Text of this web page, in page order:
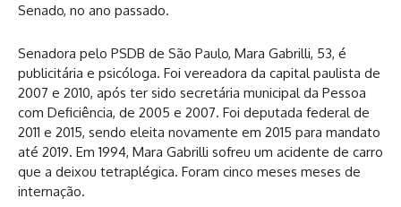
Senado, no ano passado.
Senadora pelo PSDB de São Paulo, Mara Gabrilli, 53, é
publicitária e psicóloga. Foi vereadora da capital paulista de
2007 e 2010, após ter sido secretária municipal da Pessoa
com Deficiência, de 2005 e 2007. Foi deputada federal de
2011 e 2015, sendo eleita novamente em 2015 para mandato
até 2019. Em 1994, Mara Gabrilli sofreu um acidente de carro
que a deixou tetraplégica. Foram cinco meses meses de
internação.